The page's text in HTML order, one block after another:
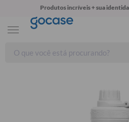
Produtos incríveis + sua